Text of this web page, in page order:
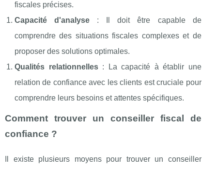
fiscales précises.
Capacité d'analyse : Il doit être capable de
comprendre des situations fiscales complexes et de
proposer des solutions optimales.
Qualités relationnelles: La capacité à établir une
relation de confiance avec les clients est cruciale pour
comprendre leurs besoins et attentes spécifiques.
Comment trouver un conseiller fiscal de
confiance ?
Il existe plusieurs moyens pour trouver un conseiller